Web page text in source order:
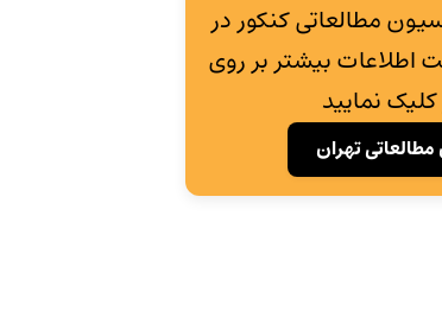
پانسیون مطالعاتی کنکور در
بیشتر بر روی
نمایید
تهران